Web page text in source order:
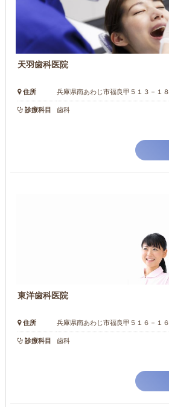
天羽歯科医院
住所 兵庫県南あわじ市福良甲５１３－１８
診療科目 歯科
東洋歯科医院
住所 兵庫県南あわじ市福良甲５１６－１６
診療科目 歯科